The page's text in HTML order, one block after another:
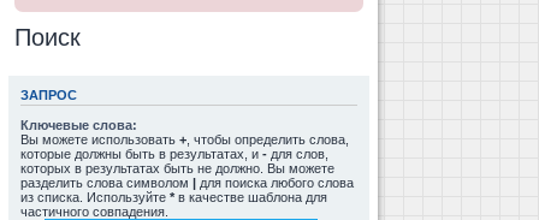
Поиск
ЗАПРОС
Ключевые слова:
Вы можете использовать + , чтобы определить слова,
которые должны быть в результатах, и - для слов,
которых в результатах быть не должно. Вы можете
разделить слова символом | для поиска любого слова
из списка. Используйте * в качестве шаблона для
частичного совпадения.